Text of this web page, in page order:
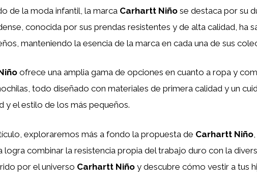
de la moda infantil, la marca Carhartt Niño se destaca por su
conocida por sus prendas resistentes y de alta calidad, ha
manteniendo la esencia de la marca en cada una de sus
ofrece una amplia gama de opciones en cuanto a ropa y
todo diseñado con materiales de primera calidad y un
y el estilo de los más pequeños.
exploraremos más a fondo la propuesta de Carhartt Niño
logra combinar la resistencia propia del trabajo duro con la
por el universo Carhartt Niño y descubre cómo vestir a tus